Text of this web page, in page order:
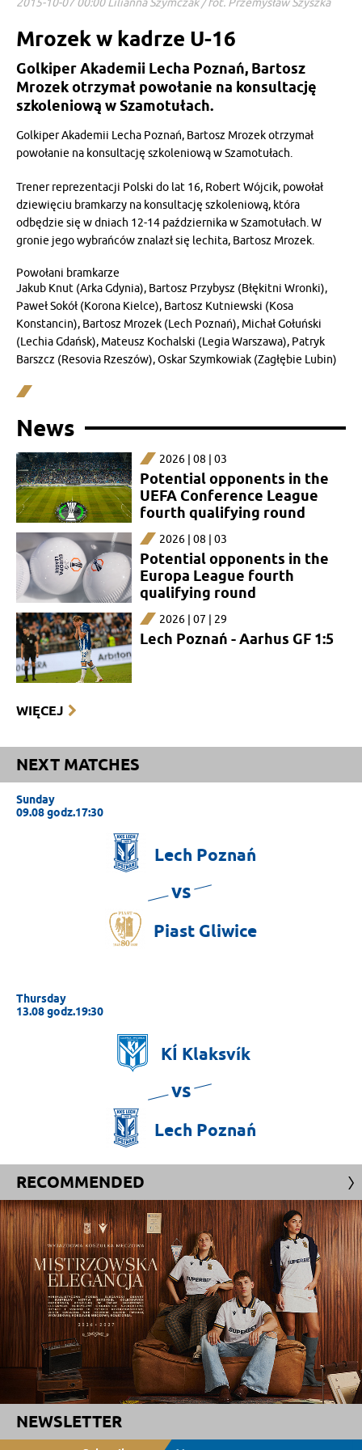
Mrozek w kadrze U-16
Golkiper Akademii Lecha Poznań, Bartosz
Mrozek otrzymał powołanie na konsultację
szkoleniową w Szamotułach.
Golkiper Akademii Lecha Poznań, Bartosz Mrozek otrzymał
powołanie na konsultację szkoleniową w Szamotułach.
Trener reprezentacji Polski do lat 16, Robert Wójcik, powołał
dziewięciu bramkarzy na konsultację szkoleniową, która
odbędzie się w dniach 12-14 października w Szamotułach. W
gronie jego wybrańców znalazł się lechita, Bartosz Mrozek.
Powołani bramkarze
Jakub Knut (Arka Gdynia), Bartosz Przybysz (Błękitni Wronki),
Paweł Sokół (Korona Kielce), Bartosz Kutniewski (Kosa
Konstancin), Bartosz Mrozek (Lech Poznań), Michał Gołuński
(Lechia Gdańsk), Mateusz Kochalski (Legia Warszawa), Patryk
Barszcz (Resovia Rzeszów), Oskar Szymkowiak (Zagłębie Lubin)
News
2026 | 08 | 03
Potential opponents in the
UEFA Conference League
fourth qualifying round
2026 | 08 | 03
Potential opponents in the
Europa League fourth
qualifying round
2026 | 07 | 29
Lech Poznań - Aarhus GF 1:5
WIĘCEJ
NEXT MATCHES
Sunday
09.08 godz.17:30
Lech Poznań
vs
Piast Gliwice
Thursday
13.08 godz.19:30
KÍ Klaksvík
vs
Lech Poznań
RECOMMENDED
NEWSLETTER